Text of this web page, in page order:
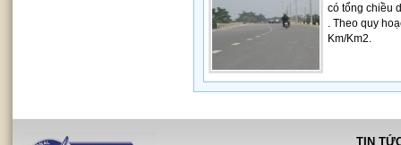
có tổng chiều
. Theo quy
Km/Km2.
TIN